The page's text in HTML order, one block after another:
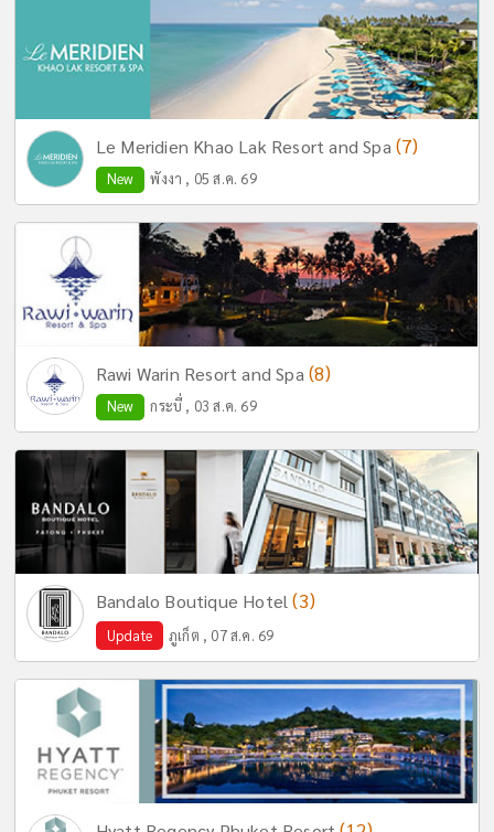
Le Meridien Khao Lak Resort and Spa (7)
New พังงา , 05 ส.ค. 69
Rawi Warin Resort and Spa (8)
New กระบี่ , 03 ส.ค. 69
Bandalo Boutique Hotel(3)
Update ภูเก็ต , 07 ส.ค. 69